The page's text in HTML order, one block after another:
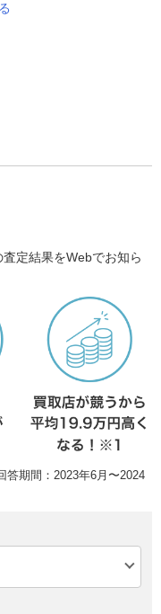
定結果をWebでお知ら
答期間：2023年6月〜2024